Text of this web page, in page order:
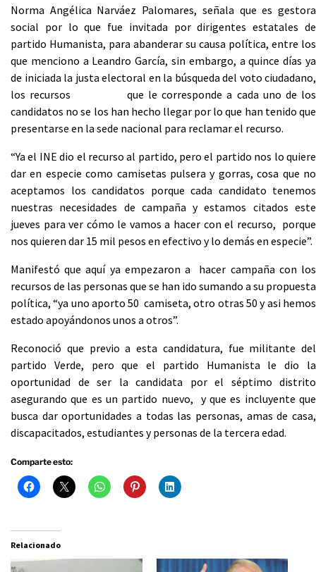
Norma Angélica Narváez Palomares, señala que es gestora
social por lo que fue invitada por dirigentes estatales de
partido Humanista, para abanderar su causa política, entre los
que menciono a Leandro García, sin embargo, a quince días ya
de iniciada la justa electoral en la búsqueda del voto ciudadano,
los recursos que le corresponde a cada uno de los
candidatos no se los han hecho llegar por lo que han tenido que
presentarse en la sede nacional para reclamar el recurso.
“Ya el INE dio el recurso al partido, pero el partido nos lo quiere
dar en especie como camisetas pulsera y gorras, cosa que no
aceptamos los candidatos porque cada candidato tenemos
nuestras necesidades de campaña y estamos citados este
jueves para ver cómo le vamos a hacer con el recurso, porque
nos quieren dar 15 mil pesos en efectivo y lo demás en especie”.
Manifestó que aquí ya empezaron a hacer campaña con los
recursos de las personas que se han ido sumando a su propuesta
política, “ya uno aporto 50 camiseta, otro otras 50 y asi hemos
estado apoyándonos unos a otros”.
Reconoció que previo a esta candidatura, fue militante del
partido Verde, pero que el partido Humanista le dio la
oportunidad de ser la candidata por el séptimo distrito
asegurando que es un partido nuevo, y que es incluyente que
busca dar oportunidades a todas las personas, amas de casa,
discapacitados, estudiantes y personas de la tercera edad.
Comparte esto:
Relacionado